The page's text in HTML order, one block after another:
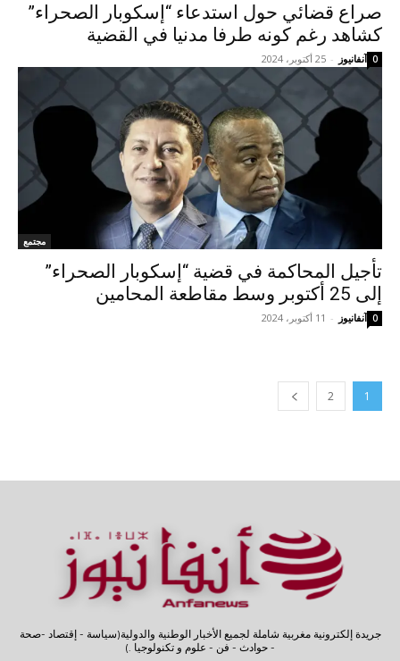
صراع قضائي حول استدعاء “إسكوبار الصحراء”
كشاهد رغم كونه طرفا مدنيا في القضية
آنفانيوز - 25 أكتوبر، 2024 0
مجتمع
تأجيل المحاكمة في قضية “إسكوبار الصحراء”
إلى 25 أكتوبر وسط مقاطعة المحامين
آنفانيوز - 11 أكتوبر، 2024 0
1
2
جريدة إلكترونية مغربية شاملة لجميع الأخبار الوطنية والدولية(سياسة - إقتصاد -صحة
- حوادث - فن - علوم و تكنولوجيا .)